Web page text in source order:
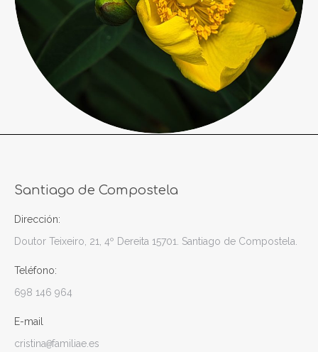
Santiago de Compostela
Dirección:
Doutor Teixeiro, 21, 4º Dereita 15701. Santiago de Compostela.
Teléfono:
698 146 964
E-mail
cristina@familiae.es